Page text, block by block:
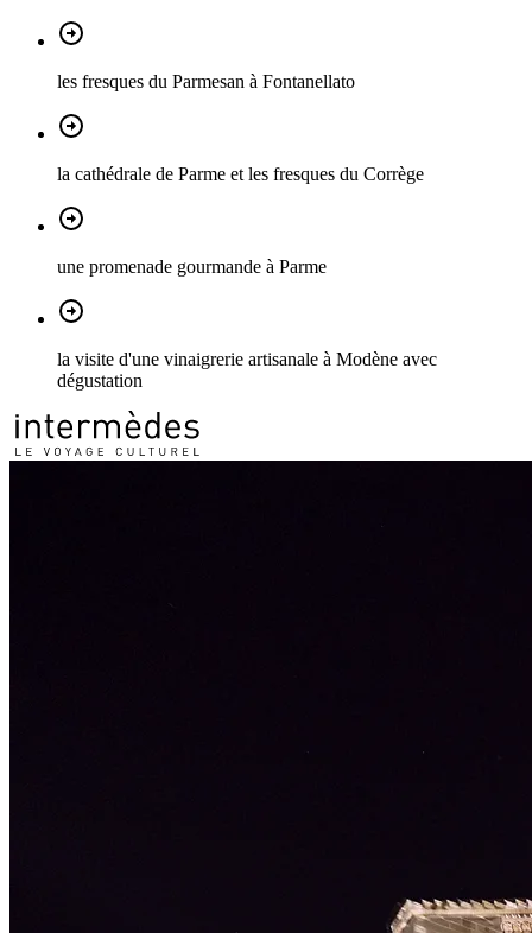
les fresques du Parmesan à Fontanellato
la cathédrale de Parme et les fresques du Corrège
une promenade gourmande à Parme
la visite d'une vinaigrerie artisanale à Modène avec
dégustation